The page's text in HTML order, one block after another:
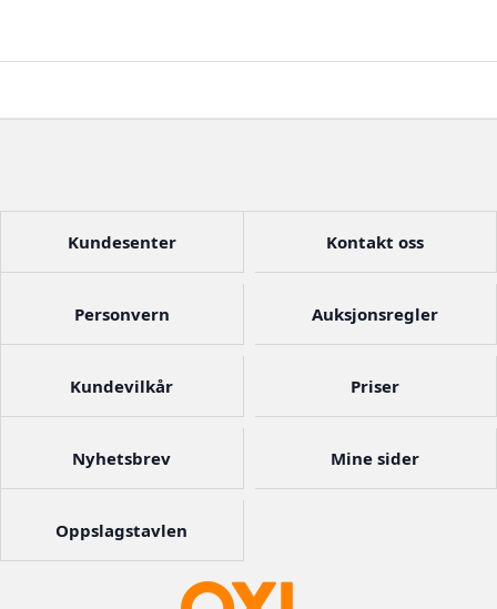
Kundesenter Kontakt oss
Personvern Auksjonsregler
Kundevilkår Priser
Nyhetsbrev Mine sider
Oppslagstavlen